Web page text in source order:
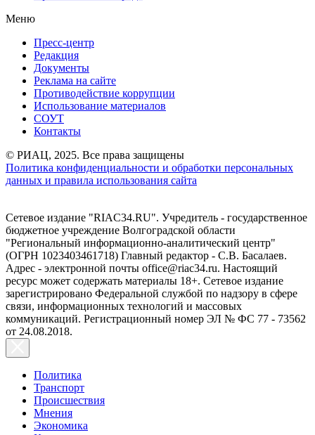
Меню
Пресс-центр
Редакция
Документы
Реклама на сайте
Противодействие коррупции
Использование материалов
СОУТ
Контакты
© РИАЦ, 2025. Все права защищены
Политика конфиденциальности и обработки персональных
данных и правила использования сайта
Сетевое издание "RIAC34.RU". Учредитель - государственное
бюджетное учреждение Волгоградской области
"Региональный информационно-аналитический центр"
(ОГРН 1023403461718) Главный редактор - С.В. Басалаев.
Адрес - электронной почты office@riac34.ru. Настоящий
ресурс может содержать материалы 18+. Сетевое издание
зарегистрировано Федеральной службой по надзору в сфере
связи, информационных технологий и массовых
коммуникаций. Регистрационный номер ЭЛ № ФС 77 - 73562
от 24.08.2018.
Политика
Транспорт
Происшествия
Мнения
Экономика